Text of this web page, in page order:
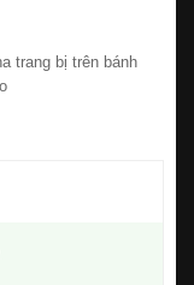
trang bị trên bánh